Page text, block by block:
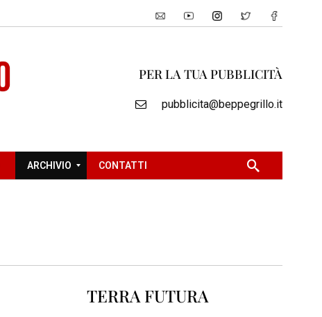
PER LA TUA PUBBLICITÀ
pubblicita@beppegrillo.it
ARCHIVIO CONTATTI
TERRA FUTURA